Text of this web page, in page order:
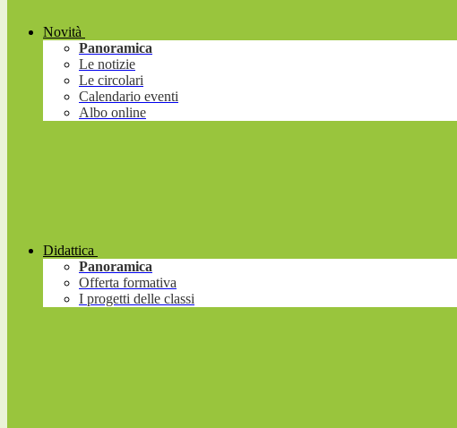
Novità
Panoramica
Le notizie
Le circolari
Calendario eventi
Albo online
Didattica
Panoramica
Offerta formativa
I progetti delle classi